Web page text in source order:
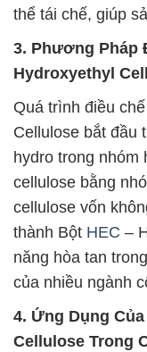
thể tái chế, giúp
3. Phương Pháp
Hydroxyethyl
Quá trình điều
Cellulose bắt đầu
hydro trong nhóm
cellulose bằng
cellulose vốn
thành Bột HEC –
năng hòa tan
của nhiều ngành
4. Ứng Dụng
Cellulose Trong